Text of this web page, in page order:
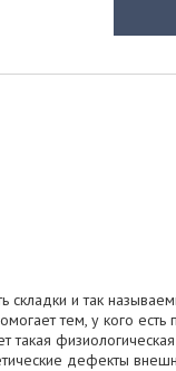
складки и так
тем, у кого
физиологическая
дефекты